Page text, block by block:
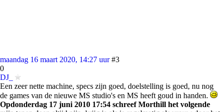
maandag 16 maart 2020, 14:27 uur #3
0
DJ_
Een zeer nette machine, specs zijn goed, doelstelling is goed, nu nog
de games van de nieuwe MS studio's en MS heeft goud in handen.
Opdonderdag 17 juni 2010 17:54 schreef Morthill het volgende